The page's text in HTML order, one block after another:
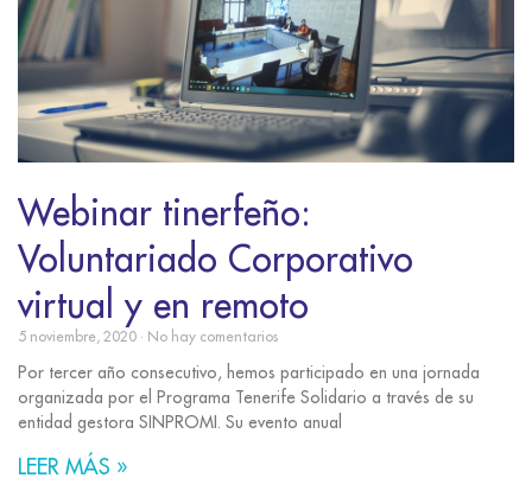
Webinar tinerfeño:
Voluntariado Corporativo
virtual y en remoto
5 noviembre, 2020 No hay comentarios
Por tercer año consecutivo, hemos participado en una jornada
organizada por el Programa Tenerife Solidario a través de su
entidad gestora SINPROMI. Su evento anual
LEER MÁS »